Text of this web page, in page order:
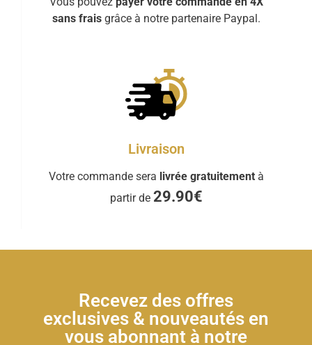
sans frais grâce à notre partenaire Paypal.
Livraison
Votre commande sera livrée gratuitement à
partir de 29.90€
Recevez des offres
exclusives & nouveautés en
vous abonnant à notre